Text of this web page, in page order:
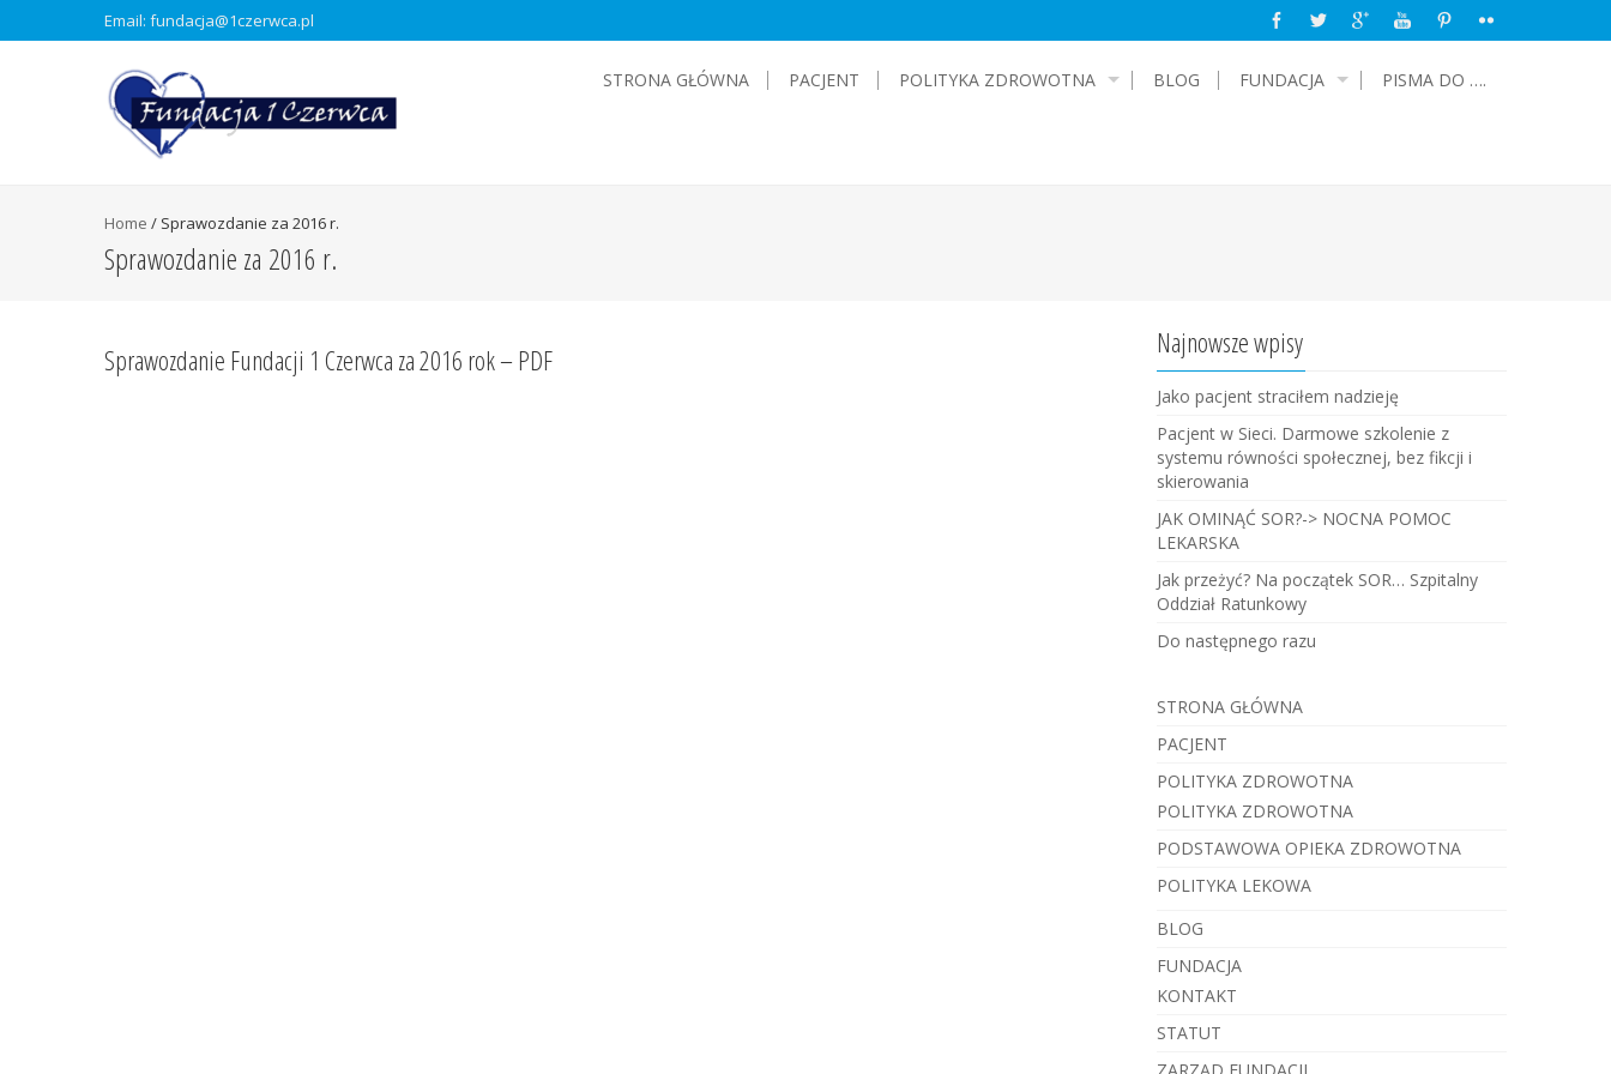
Email: fundacja@1czerwca.pl
STRONA GŁÓWNA PACJENT POLITYKA ZDROWOTNA BLOG FUNDACJA PISMA DO ….
Home / Sprawozdanie za 2016 r.
Sprawozdanie za 2016 r.
Sprawozdanie Fundacji 1 Czerwca za 2016 rok – PDF Najnowsze wpisy
Jako pacjent straciłem nadzieję
Pacjent w Sieci. Darmowe szkolenie z
systemu równości społecznej, bez fikcji i
skierowania
JAK OMINĄĆ SOR?-> NOCNA POMOC
LEKARSKA
Jak przeżyć? Na początek SOR… Szpitalny
Oddział Ratunkowy
Do następnego razu
STRONA GŁÓWNA
PACJENT
POLITYKA ZDROWOTNA
POLITYKA ZDROWOTNA
PODSTAWOWA OPIEKA ZDROWOTNA
POLITYKA LEKOWA
BLOG
FUNDACJA
KONTAKT
STATUT